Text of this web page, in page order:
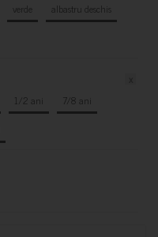
verde
albastru deschis
1/2 ani
7/8 ani